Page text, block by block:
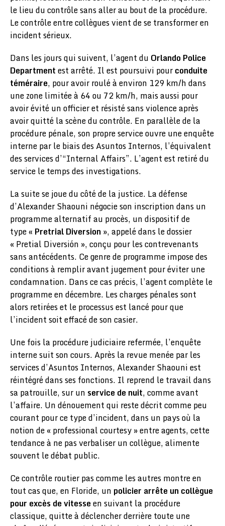
le lieu du contrôle sans aller au bout de la procédure.
Le contrôle entre collègues vient de se transformer en
incident sérieux.
Dans les jours qui suivent, l’agent du Orlando Police
Departmentest arrêté. Il est poursuivi pourconduite
téméraire, pour avoir roulé à environ 129 km/h dans
une zone limitée à 64 ou 72 km/h, mais aussi pour
avoir évité un officier et résisté sans violence après
avoir quitté la scène du contrôle. En parallèle de la
procédure pénale, son propre service ouvre une enquête
interne par le biais des Asuntos Internos, l’équivalent
des services d’“Internal Affairs”. L’agent est retiré du
service le temps des investigations.
La suite se joue du côté de la justice. La défense
d’Alexander Shaouni négocie son inscription dans un
programme alternatif au procès, un dispositif de
type« Pretrial Diversion », appelé dans le dossier
« Pretial Diversión », conçu pour les contrevenants
sans antécédents. Ce genre de programme impose des
conditions à remplir avant jugement pour éviter une
condamnation. Dans ce cas précis, l’agent complète le
programme en décembre. Les charges pénales sont
alors retirées et le processus est lancé pour que
l’incident soit effacé de son casier.
Une fois la procédure judiciaire refermée, l’enquête
interne suit son cours. Après la revue menée par les
services d’Asuntos Internos, Alexander Shaouni est
réintégré dans ses fonctions. Il reprend le travail dans
sa patrouille, sur un service de nuit, comme avant
l’affaire. Un dénouement qui reste décrit comme peu
courant pour ce type d’incident, dans un pays où la
notion de « professional courtesy » entre agents, cette
tendance à ne pas verbaliser un collègue, alimente
souvent le débat public.
Ce contrôle routier pas comme les autres montre en
tout cas que, en Floride, un policier arrête un collègue
pour excès de vitesseen suivant la procédure
classique, quitte à déclencher derrière toute une